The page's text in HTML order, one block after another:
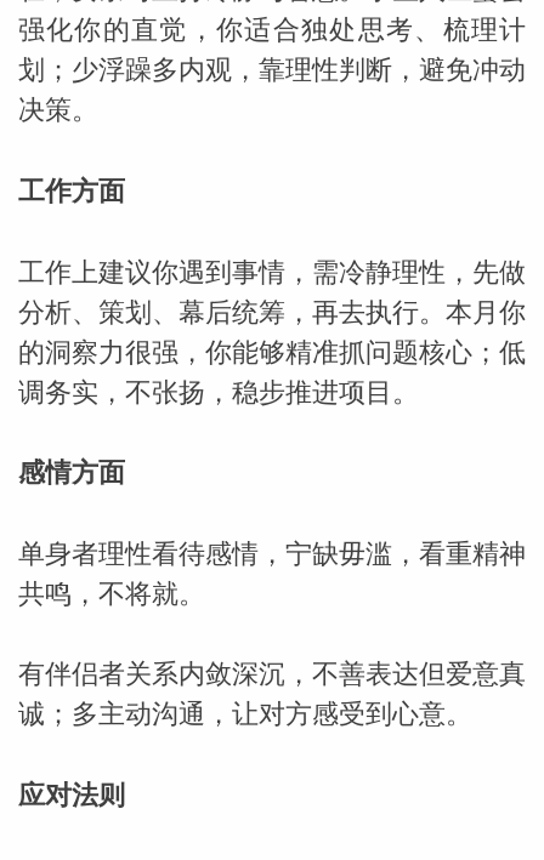
网
强化你的直觉，你适合独处思考、梳理计
划；少浮躁多内观，靠理性判断，避免冲动
决策。
工作方面
工作上建议你遇到事情，需冷静理性，先做
分析、策划、幕后统筹，再去执行。本月你
的洞察力很强，你能够精准抓问题核心；低
调务实，不张扬，稳步推进项目。
感情方面
单身者理性看待感情，宁缺毋滥，看重精神
共鸣，不将就。
有伴侣者关系内敛深沉，不善表达但爱意真
诚；多主动沟通，让对方感受到心意。
应对法则